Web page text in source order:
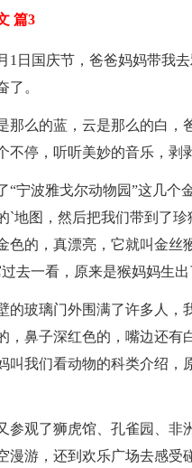
篇3
1日国庆节，爸爸妈妈带我
了。
那么的蓝，云是那么的白，
不停，听听美妙的音乐，剥
“宁波雅戈尔动物园”这几个
`地图，然后把我们带到了
色的，真漂亮，它就叫金丝
去一看，原来是猴妈妈生出
的玻璃门外围满了许多人，
，鼻子深红色的，嘴边还有
叫我们看动物的科类介绍，
参观了狮虎馆、孔雀园、
漫游，还到欢乐广场去感